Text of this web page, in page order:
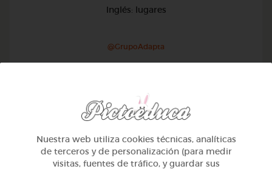
Inglés: lugares
@GrupoAdapta
Nuestra web utiliza cookies técnicas, analíticas
de terceros y de personalización (para medir
visitas, fuentes de tráfico, y guardar sus